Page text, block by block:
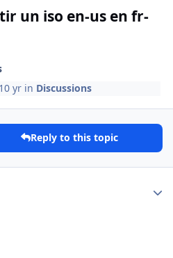
un iso en-us en fr-
10 yr in Discussions
Reply to this topic